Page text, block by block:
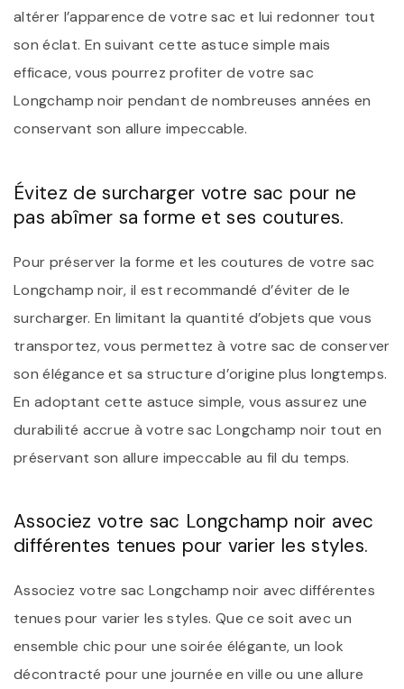
altérer l’apparence de votre sac et lui redonner tout
son éclat. En suivant cette astuce simple mais
efficace, vous pourrez profiter de votre sac
Longchamp noir pendant de nombreuses années en
conservant son allure impeccable.
Évitez de surcharger votre sac pour ne
pas abîmer sa forme et ses coutures.
Pour préserver la forme et les coutures de votre sac
Longchamp noir, il est recommandé d’éviter de le
surcharger. En limitant la quantité d’objets que vous
transportez, vous permettez à votre sac de conserver
son élégance et sa structure d’origine plus longtemps.
En adoptant cette astuce simple, vous assurez une
durabilité accrue à votre sac Longchamp noir tout en
préservant son allure impeccable au fil du temps.
Associez votre sac Longchamp noir avec
différentes tenues pour varier les styles.
Associez votre sac Longchamp noir avec différentes
tenues pour varier les styles. Que ce soit avec un
ensemble chic pour une soirée élégante, un look
décontracté pour une journée en ville ou une allure